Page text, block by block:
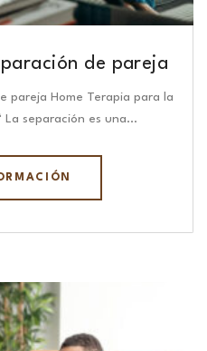
de pareja
pareja Home Terapia para la
La separación es una…